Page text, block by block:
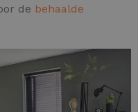
de behaalde